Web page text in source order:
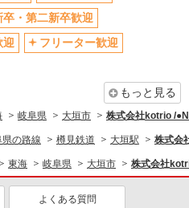
卒・第二新卒歓迎
迎
フリーター歓迎
もっと見る
岐阜県 大垣市 株式会社kotrio /
県の路線 樽見鉄道 大垣駅 株式会
東海 岐阜県 大垣市 株式会社
よくある質問